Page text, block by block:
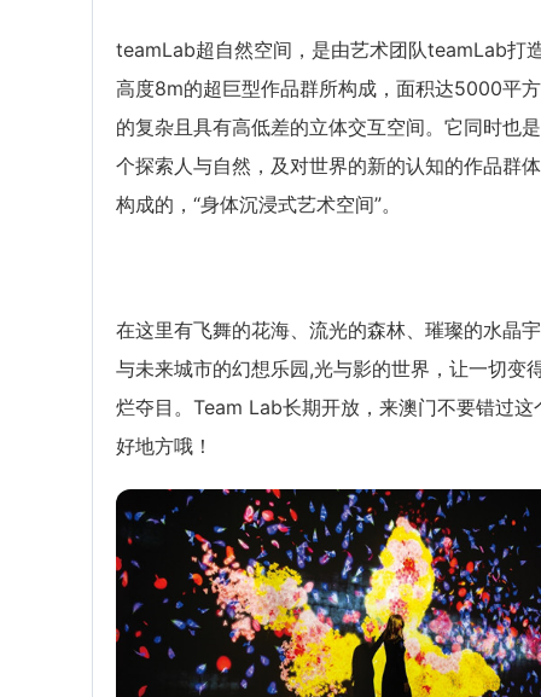
teamLab超自然空间，是由艺术团队teamLab打
高度8m的超巨型作品群所构成，面积达5000平
的复杂且具有高低差的立体交互空间。它同时也
个探索人与自然，及对世界的新的认知的作品群
构成的，“身体沉浸式艺术空间”。
在这里有飞舞的花海、流光的森林、璀璨的水晶
与未来城市的幻想乐园,光与影的世界，让一切变
烂夺目。Team Lab长期开放，来澳门不要错过这
好地方哦！